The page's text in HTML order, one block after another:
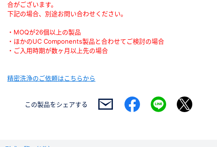
合がございます。
下記の場合、別途お問い合わせください。
・MOQが26個以上の製品
・ほかのUC Components製品と合わせてご検討の場合
・ご入用時期が数ヶ月以上先の場合
精密洗浄のご依頼はこちらから
この製品をシェアする